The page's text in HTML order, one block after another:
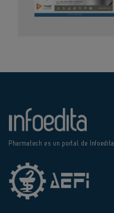
Pharmatech es un portal de Infoedita